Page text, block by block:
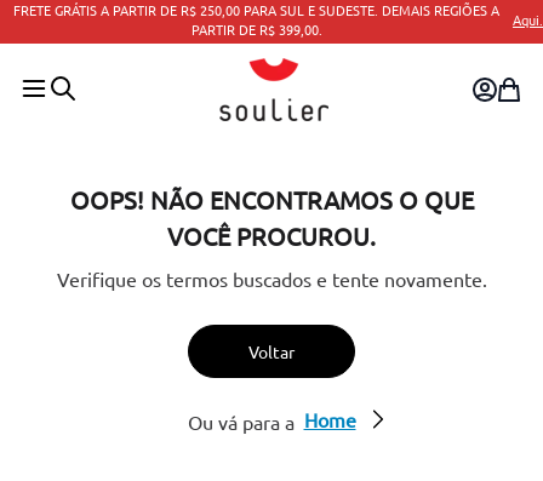
FRETE GRÁTIS A PARTIR DE R$ 250,00 PARA SUL E SUDESTE. DEMAIS REGIÕES A
PARTIR DE R$ 399,00.
Aqui.
OOPS! NÃO ENCONTRAMOS O QUE
VOCÊ PROCUROU.
Verifique os termos buscados e tente novamente.
Voltar
Ou vá para a Home